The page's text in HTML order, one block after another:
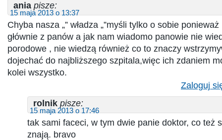
ania pisze:
15 maja 2013 o 13:37
Chyba nasza „” władza „”myśli tylko o sobie
głównie z panów a jak nam wiadomo panowie nie
porodowe , nie wiedzą również co to znaczy
dojechać do najbliższego szpitala,więc ich zdaniem
kolei wszystko.
Zaloguj
rolnik pisze:
15 maja 2013 o 17:46
tak sami faceci, w tym dwie panie doktor, co też
znają. bravo